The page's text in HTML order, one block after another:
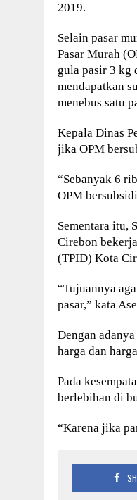
2019.
Selain pasar
Pasar Murah
gula pasir 3 kg
mendapatkan
menebus satu
Kepala Dinas
jika OPM
“Sebanyak 6
OPM
Sementara itu,
Cirebon
(TPID) Kota
“Tujuannya
pasar,” kata
Dengan
harga dan
Pada
berlebihan di
“Karena jika